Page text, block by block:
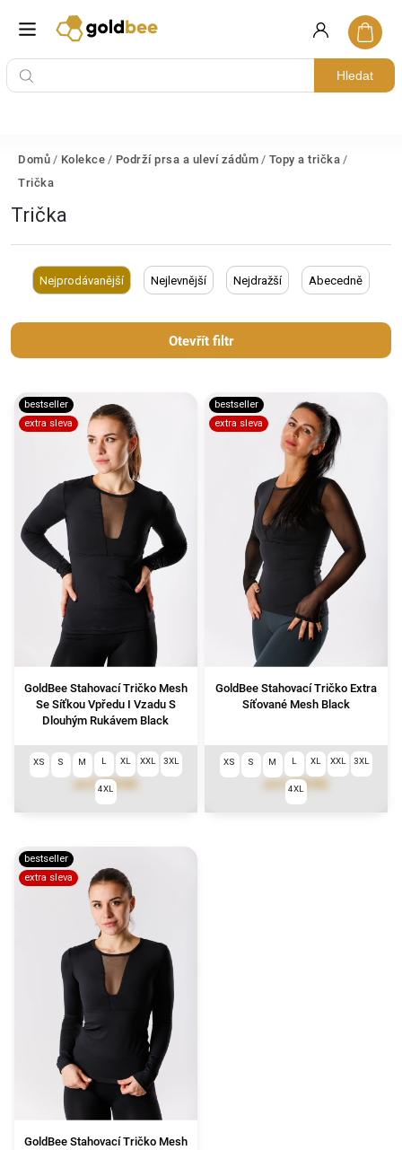
Hledat
Domů / Kolekce / Podrží prsa a uleví zádům / Topy a trička /
Trička
Trička
Nejprodávanější Nejlevnější Nejdražší Abecedně
Otevřít filtr
bestseller
extra sleva
GoldBee Stahovací Tričko Mesh
Se Síťkou Vpředu I Vzadu S
Dlouhým Rukávem Black
2 190 Kč
XS S M L XL XXL 3XL
4XL
bestseller
extra sleva
GoldBee Stahovací Tričko Extra
Síťované Mesh Black
2 190 Kč
XS S M L XL XXL 3XL
4XL
bestseller
extra sleva
GoldBee Stahovací Tričko Mesh